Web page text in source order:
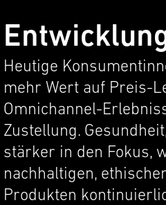
Heutige
mehr Wert auf Preis-
Omnichannel-
Zustel­lung.
stärker in den Fokus,
nachhalti­gen,
Produk­ten